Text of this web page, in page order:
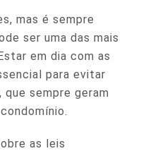
mas é sempre
ser uma das mais
em dia com as
para evitar
sempre geram
as leis